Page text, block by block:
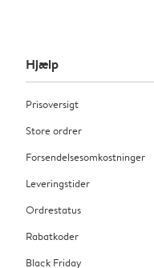
Hjælp
Prisoversigt
Store ordrer
Forsendelsesomkostninger
Leveringstider
Ordrestatus
Rabatkoder
Black Friday